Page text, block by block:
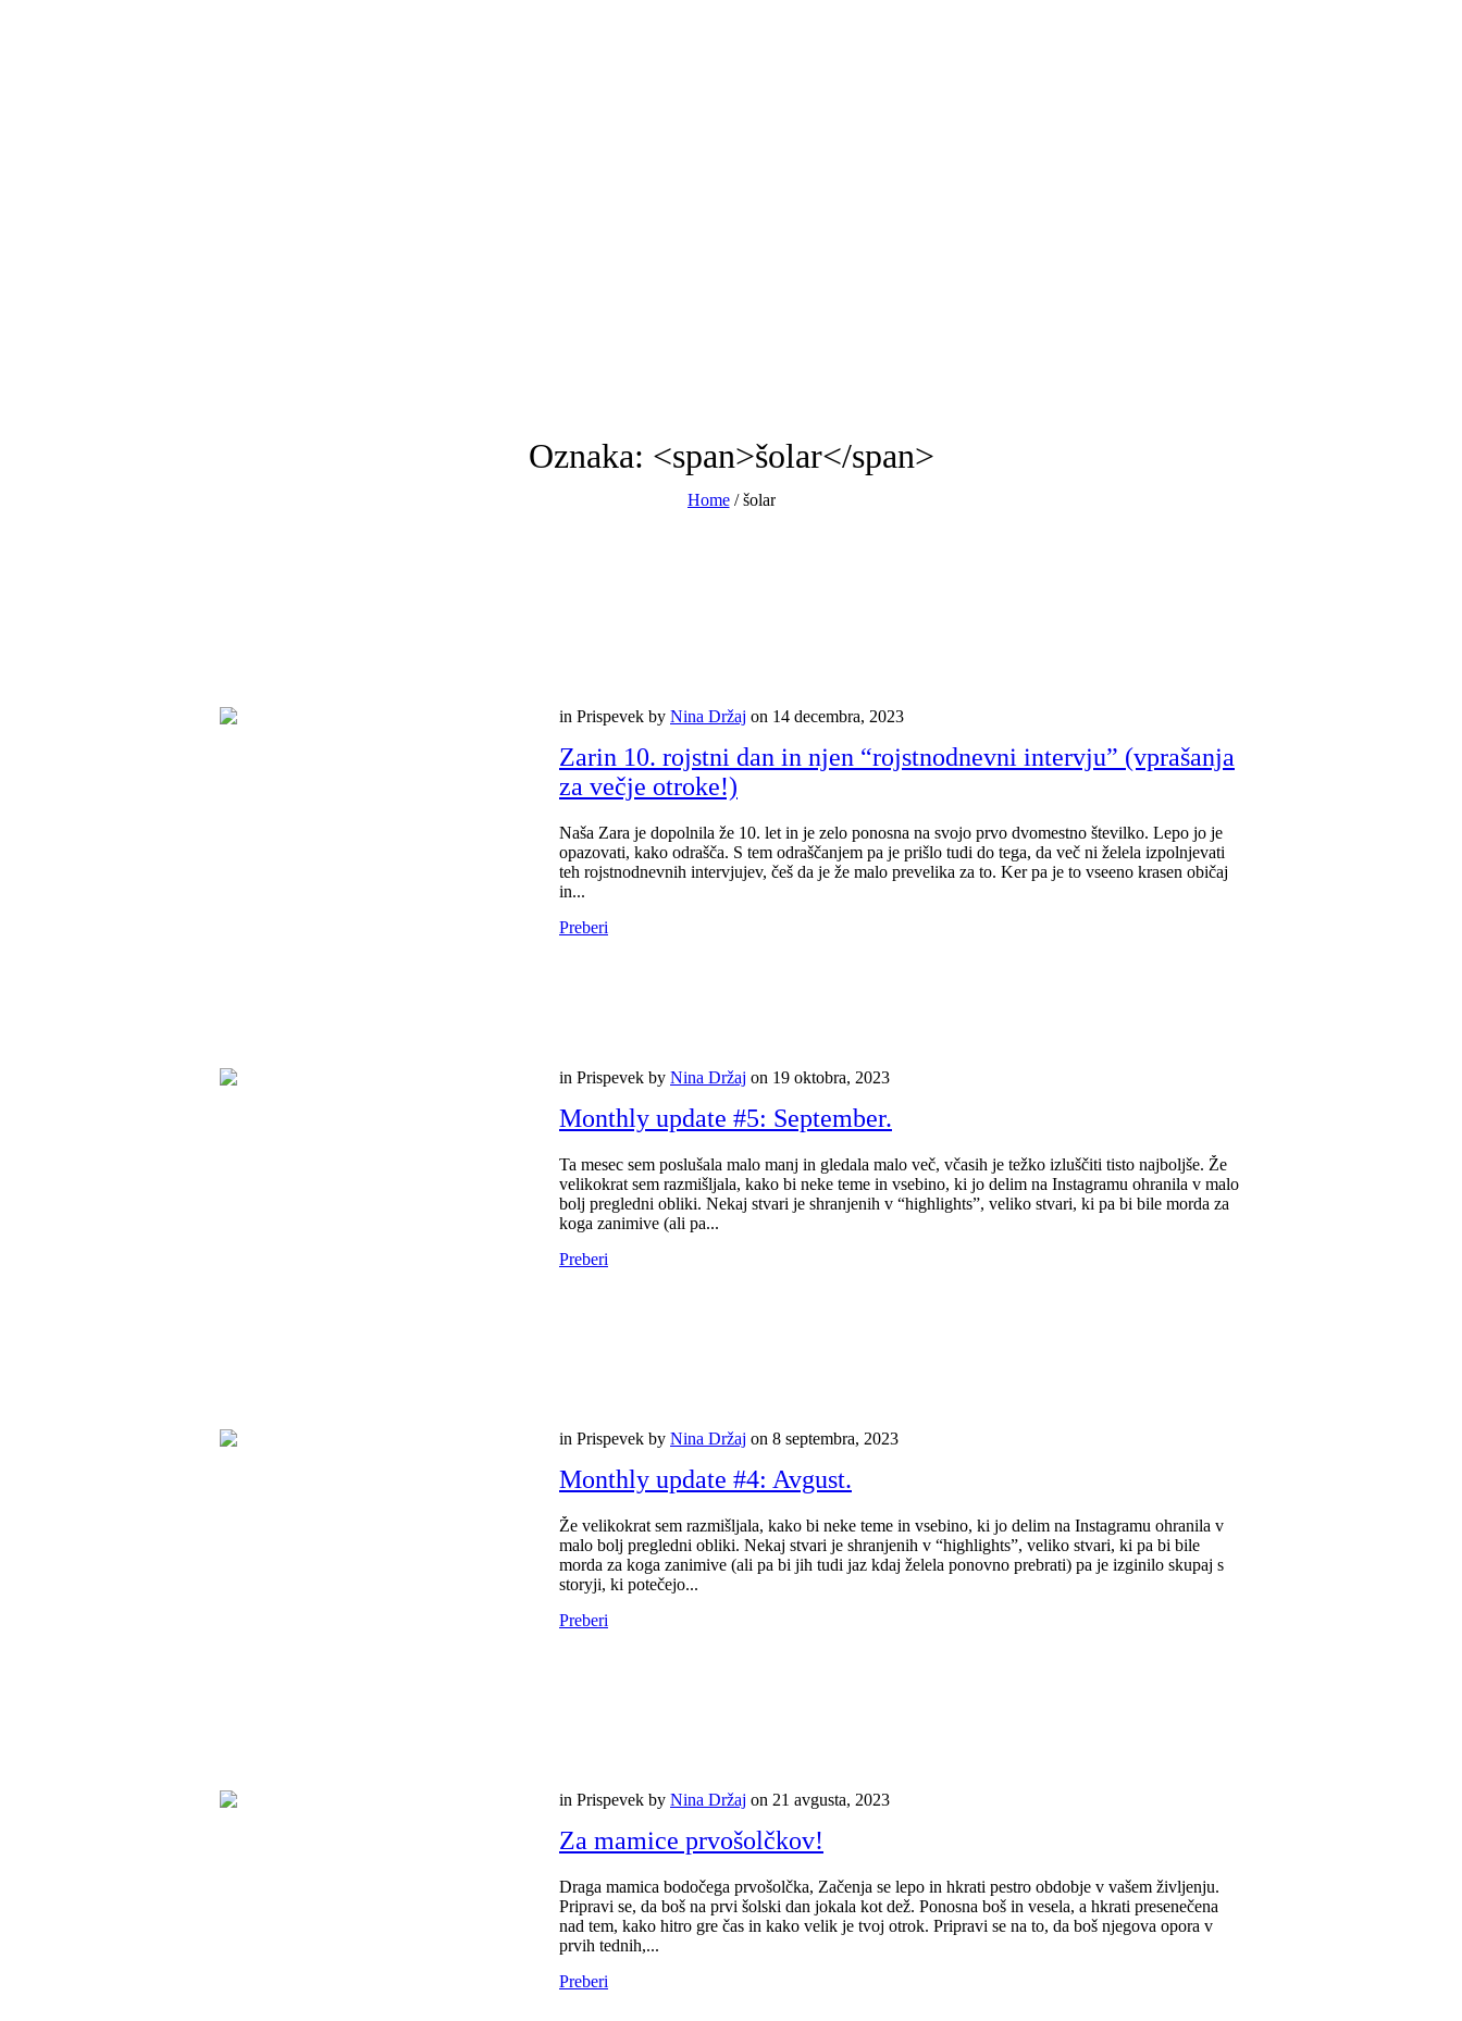
Oznaka: <span>šolar</span>
Home /šolar
in Prispevek by Nina Držaj on 14 decembra, 2023
Zarin 10. rojstni dan in njen “rojstnodnevni intervju” (vprašanja
za večje otroke!)
Naša Zara je dopolnila že 10. let in je zelo ponosna na svojo prvo dvomestno številko. Lepo jo je
opazovati, kako odrašča. S tem odraščanjem pa je prišlo tudi do tega, da več ni želela izpolnjevati
teh rojstnodnevnih intervjujev, češ da je že malo prevelika za to. Ker pa je to vseeno krasen običaj
in...
Preberi
in Prispevek by Nina Držaj on 19 oktobra, 2023
Monthly update #5: September.
Ta mesec sem poslušala malo manj in gledala malo več, včasih je težko izluščiti tisto najboljše. Že
velikokrat sem razmišljala, kako bi neke teme in vsebino, ki jo delim na Instagramu ohranila v malo
bolj pregledni obliki. Nekaj stvari je shranjenih v “highlights”, veliko stvari, ki pa bi bile morda za
koga zanimive (ali pa...
Preberi
in Prispevek by Nina Držaj on 8 septembra, 2023
Monthly update #4: Avgust.
Že velikokrat sem razmišljala, kako bi neke teme in vsebino, ki jo delim na Instagramu ohranila v
malo bolj pregledni obliki. Nekaj stvari je shranjenih v “highlights”, veliko stvari, ki pa bi bile
morda za koga zanimive (ali pa bi jih tudi jaz kdaj želela ponovno prebrati) pa je izginilo skupaj s
storyji, ki potečejo...
Preberi
in Prispevek by Nina Držaj on 21 avgusta, 2023
Za mamice prvošolčkov!
Draga mamica bodočega prvošolčka, Začenja se lepo in hkrati pestro obdobje v vašem življenju.
Pripravi se, da boš na prvi šolski dan jokala kot dež. Ponosna boš in vesela, a hkrati presenečena
nad tem, kako hitro gre čas in kako velik je tvoj otrok. Pripravi se na to, da boš njegova opora v
prvih tednih,...
Preberi